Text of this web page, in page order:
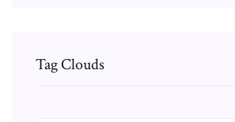
Tag Clouds